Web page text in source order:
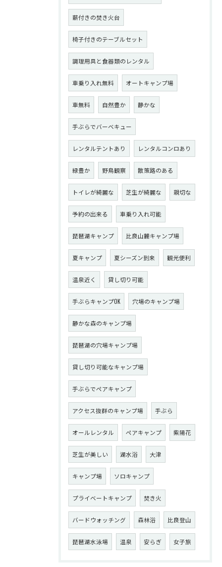
薪付きの焚き火台
椅子付きのテーブルセット
調理用具と食器類のレンタル
車乗り入れ無料 オートキャンプ場
車無料 自然豊か 静かな
手ぶらでバーベキュー
レンタルテントあり レンタルコンロあり
緑豊か 野鳥観察 散策路のある
トイレが綺麗な 芝生が綺麗な 親切な
予約の出来る 車乗り入れ可能
琵琶湖キャンプ 比良山麓キャンプ場
夏キャンプ 夏シーズン到来 観光便利
温泉近く 貸し切り可能
手ぶらキャンプOK 穴場のキャンプ場
静かな森のキャンプ場
琵琶湖の穴場キャンプ場
貸し切り可能なキャンプ場
手ぶらでペアキャンプ
アクセス抜群のキャンプ場 手ぶら
オールレンタル ペアキャンプ 紫陽花
芝生が美しい 湖水浴 大津
キャンプ場 ソロキャンプ
プライベートキャンプ 焚き火
バードウォッチング 森林浴 比良登山
琵琶湖水泳場 温泉 安らぎ 女子旅